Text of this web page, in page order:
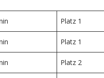
Platz 1
Platz 1
Platz 2